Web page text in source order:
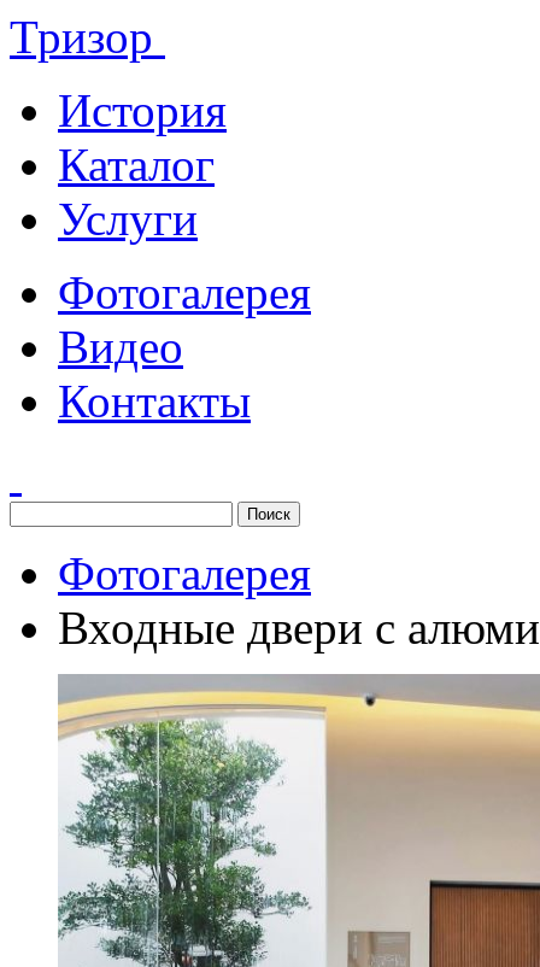
Тризор
История
Каталог
Услуги
Фотогалерея
Видео
Контакты
Фотогалерея
Входные двери с